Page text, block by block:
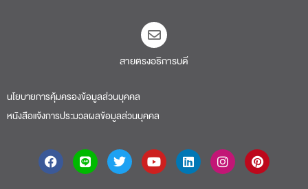
สายตรงอธิการบดี​
นโยบายการคุ้มครองข้อมูลส่วนบุคคล
หนังสือแจ้งการประมวลผลข้อมูลส่วนบุคคล